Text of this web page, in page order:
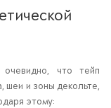
что тейп
шеи и зоны декольте,
этому: